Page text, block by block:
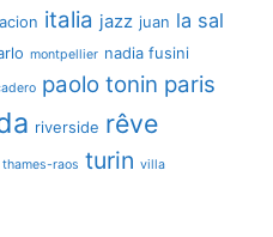
italia jazz juan la sal
montpellier nadia fusini
paolo tonin paris
riverside rêve
thames-raos turin villa